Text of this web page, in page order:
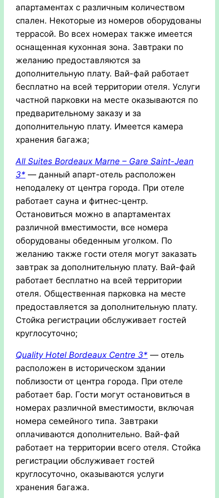
апартаментах с различным количеством
спален. Некоторые из номеров оборудованы
террасой. Во всех номерах также имеется
оснащенная кухонная зона. Завтраки по
желанию предоставляются за
дополнительную плату. Вай-фай работает
бесплатно на всей территории отеля. Услуги
частной парковки на месте оказываются по
предварительному заказу и за
дополнительную плату. Имеется камера
хранения багажа;
All Suites Bordeaux Marne – Gare Saint-Jean
3* — данный апарт-отель расположен
неподалеку от центра города. При отеле
работает сауна и фитнес-центр.
Остановиться можно в апартаментах
различной вместимости, все номера
оборудованы обеденным уголком. По
желанию также гости отеля могут заказать
завтрак за дополнительную плату. Вай-фай
работает бесплатно на всей территории
отеля. Общественная парковка на месте
предоставляется за дополнительную плату.
Стойка регистрации обслуживает гостей
круглосуточно;
Quality Hotel Bordeaux Centre 3* — отель
расположен в историческом здании
поблизости от центра города. При отеле
работает бар. Гости могут остановиться в
номерах различной вместимости, включая
номера семейного типа. Завтраки
оплачиваются дополнительно. Вай-фай
работает на территории всего отеля. Стойка
регистрации обслуживает гостей
круглосуточно, оказываются услуги
хранения багажа.